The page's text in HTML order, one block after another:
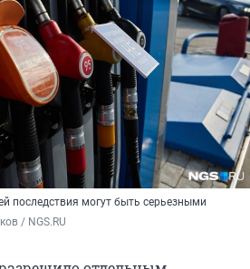
последствия могут быть серьезными
/ NGS.RU